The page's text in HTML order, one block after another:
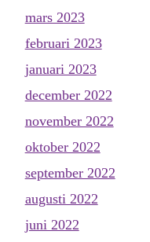
mars 2023
februari 2023
januari 2023
december 2022
november 2022
oktober 2022
september 2022
augusti 2022
juni 2022